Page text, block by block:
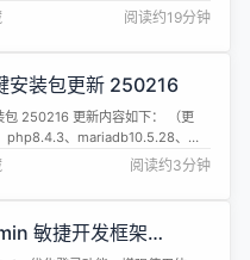
设计！功能涵盖：复杂报表、打印
门户设计、大屏设计等！ Web 版
操作风格，通过拖拽完成报表
怎么设计怎么设计，可以像百度和
阅读约19分钟
安装包更新 250216
250216 更新内容如下： （更
php8.4.3、mariadb10.5.28、
mariadb10.11.11、mariadb11.4.5
年初开始维护 wlnmp 一键安装
只是为了在日常运维过程中，可以
阅读约3分钟
敏捷开发框架